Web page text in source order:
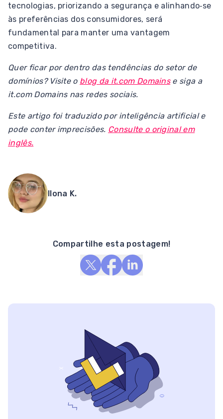
tecnologias, priorizando a segurança e alinhando‑se
às preferências dos consumidores, será
fundamental para manter uma vantagem
competitiva.
Quer ficar por dentro das tendências do setor de
domínios? Visite o blog da it.com Domainse siga a
it.com Domains nas redes sociais.
Este artigo foi traduzido por inteligência artificial e
pode conter imprecisões. Consulte o original em
inglês.
Ilona K.
Compartilhe esta postagem!